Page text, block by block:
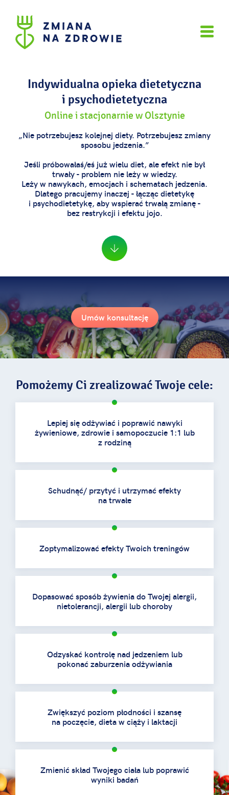
Indywidualna opieka dietetyczna
i psychodietetyczna
Online i stacjonarnie w Olsztynie
„Nie potrzebujesz kolejnej diety. Potrzebujesz zmiany
sposobu jedzenia.”
Jeśli próbowałaś/eś już wielu diet, ale efekt nie był
trwały - problem nie leży w wiedzy.
Leży w nawykach, emocjach i schematach jedzenia.
Dlatego pracujemy inaczej - łącząc dietetykę
i psychodietetykę, aby wspierać trwałą zmianę -
bez restrykcji i efektu jojo.
Umów konsultację
Pomożemy Ci zrealizować Twoje cele:
Lepiej się odżywiać i poprawić nawyki
żywieniowe, zdrowie i samopoczucie 1:1 lub
z rodziną
Schudnąć/ przytyć i utrzymać efekty
na trwałe
Zoptymalizować efekty Twoich treningów
Dopasować sposób żywienia do Twojej alergii,
nietolerancji, alergii lub choroby
Odzyskać kontrolę nad jedzeniem lub
pokonać zaburzenia odżywiania
Zwiększyć poziom płodności i szansę
na poczęcie, dieta w ciąży i laktacji
Zmienić skład Twojego ciała lub poprawić
wyniki badań